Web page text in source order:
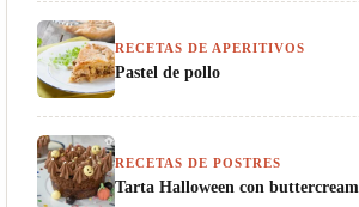
RECETAS DE APERITIVOS
Pastel de pollo
RECETAS DE POSTRES
Tarta Halloween con buttercream